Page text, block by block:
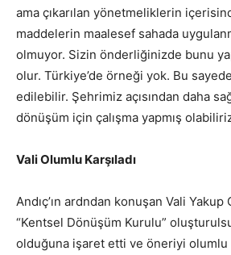
ama çıkarılan yönetmeliklerin
maddelerin maalesef sahada
olmuyor. Sizin önderliğinizde bunu
olur. Türkiye’de örneği yok. Bu
edilebilir. Şehrimiz açısından daha
dönüşüm için çalışma yapmış
Vali Olumlu Karşıladı
Andıç’ın ardndan konuşan Vali
“Kentsel Dönüşüm Kurulu”
olduğuna işaret etti ve öneriyi olumlu